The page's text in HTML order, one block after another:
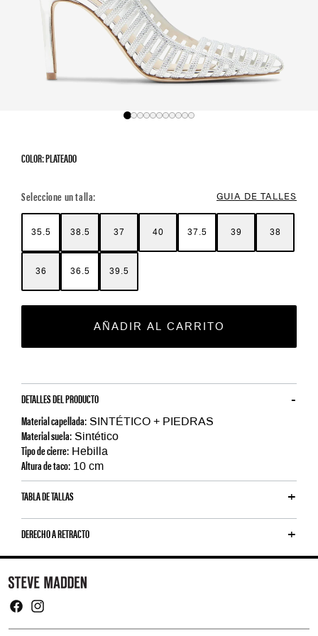
COLOR: PLATEADO
Seleccione un talla: GUIA DE TALLES
35.5 38.5 37 40 37.5 39 38
36 36.5 39.5
AÑADIR AL CARRITO
DETALLES DEL PRODUCTO
Material capellada: SINTÉTICO + PIEDRAS
Material suela: Sintético
Tipo de cierre: Hebilla
Altura de taco: 10 cm
TABLA DE TALLAS
DERECHO A RETRACTO
Y